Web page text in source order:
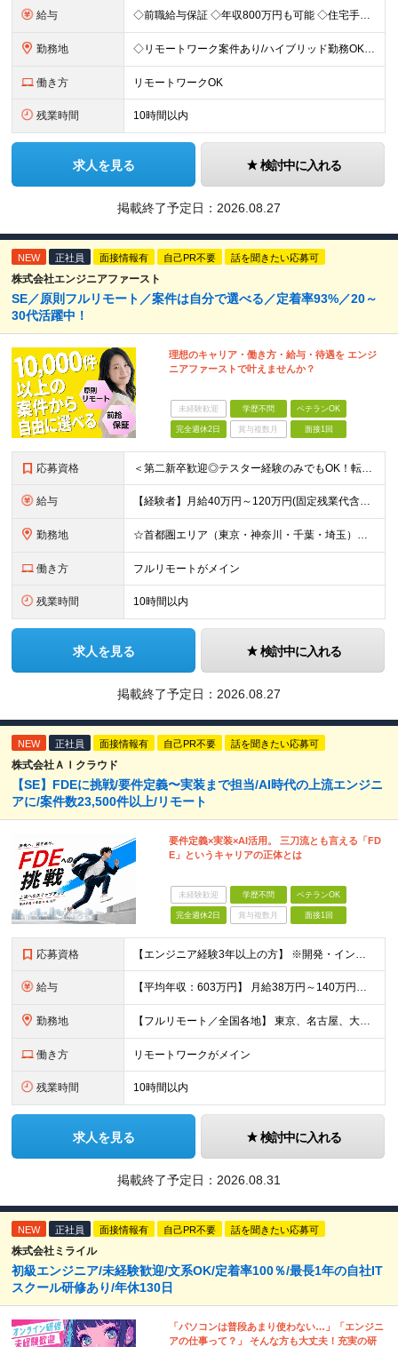
給与 ◇前職給与保証 ◇年収800万円も可能 ◇住宅手当・賞与年間4か月支給実績あり＋業績により、別途決算賞与あり 【PM・PL候補】 数名規模のチームでの進捗管理や、後輩・メンバーの指導・フォロー経験が
勤務地 ◇リモートワーク案件あり/ハイブリッド勤務OK 【本社】東京都豊島区高田3-14-29 KDX高田馬場ビル2F ┗都内、神奈川県のプロジェクト先での勤務もございます。 ＜プロジェクト先エリア例＞
働き方 リモートワークOK
残業時間 10時間以内
求人を見る 検討中に入れる
掲載終了予定日： 2026.08.27
NEW 正社員 面接情報有 自己PR不要 話を聞きたい応募可
株式会社エンジニアファースト
SE／原則フルリモート／案件は自分で選べる／定着率93%／20～
30代活躍中！
理想のキャリア・働き方・給与・待遇を エンジ
ニアファーストで叶えませんか？
未経験歓迎 学歴不問 ベテランOK
完全週休2日 賞与複数月 面接1回
応募資格 ＜第二新卒歓迎◎テスター経験のみでもOK！転職回数不問＞ ■学歴不問 ■ブランクOK ■エンジニアとしての実務経験が1年以上ある方 └開発、インフラ、工程、言語は一切不問！ ※未経験も若干名募集して
給与 【経験者】月給40万円～120万円(固定残業代含む)+各種手当 ★前職給与の総収入額を100％保証｜還元率84％〜100％ ★20代の平均年収570万円 ※月給には、みなし残業手当(月30時間／5万
勤務地 ☆首都圏エリア（東京・神奈川・千葉・埼玉）・名古屋・大阪・福岡を中心とした全国各地のプロジェクト先に参画いただきます。 ※希望をヒアリングした上で決定します ☆全国各地からフルリモートOK 【本社】
働き方 フルリモートがメイン
残業時間 10時間以内
求人を見る 検討中に入れる
掲載終了予定日： 2026.08.27
NEW 正社員 面接情報有 自己PR不要 話を聞きたい応募可
株式会社ＡＩクラウド
【SE】FDEに挑戦/要件定義〜実装まで担当/AI時代の上流エンジニ
アに/案件数23,500件以上/リモート
要件定義×実装×AI活用。 三刀流とも言える「FD
E」というキャリアの正体とは
未経験歓迎 学歴不問 ベテランOK
完全週休2日 賞与複数月 面接1回
応募資格 【エンジニア経験3年以上の方】 ※開発・インフラ・工程・言語一切不問 ※文理・学歴不問 【歓迎条件】 ◆Python実務経験がある方 ◆LLM・生成AIを使った開発経験がある方 ◆要件定義・顧客折衝
給与 【平均年収：603万円】 月給38万円～140万円＋諸手当（経験者） 【平均年収603万円】 ※案件の契約内容や昇給額などはすべて開示します。 ※経験や能力を考慮し決定します。 ※月給には固定残業
勤務地 【フルリモート／全国各地】 東京、名古屋、大阪、福岡を中心とした全国のプロジェクトにアサイン。 ※プロジェクトは完全選択制です。 ※フルリモート、ハイブリッド型、常駐案件から自由に選択可能です。 ※転
働き方 リモートワークがメイン
残業時間 10時間以内
求人を見る 検討中に入れる
掲載終了予定日： 2026.08.31
NEW 正社員 面接情報有 自己PR不要 話を聞きたい応募可
株式会社ミライル
初級エンジニア/未経験歓迎/文系OK/定着率100％/最長1年の自社IT
スクール研修あり/年休130日
「パソコンは普段あまり使わない…」「エンジニ
アの仕事って？」 そんな方も大丈夫！充実の研